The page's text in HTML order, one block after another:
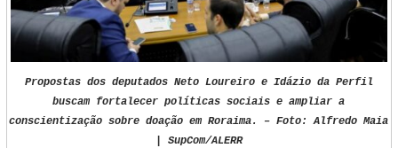
Propostas dos deputados Neto Loureiro e Idázio da Perfil
buscam fortalecer políticas sociais e ampliar a
conscientização sobre doação em Roraima. – Foto: Alfredo Maia
| SupCom/ALERR